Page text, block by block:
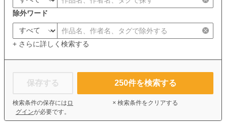
除外ワード
+ さらに詳しく検索する
保存する
検索条件の保存には ロ
グインが必要です。
250件を検索する
× 検索条件をクリアする